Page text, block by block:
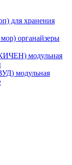
для хранения
органайзеры
модульная
модульная